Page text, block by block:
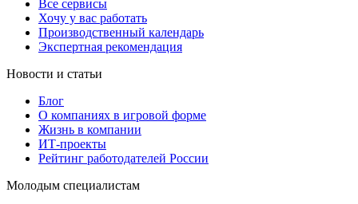
Все сервисы
Хочу у вас работать
Производственный календарь
Экспертная рекомендация
Новости и статьи
Блог
О компаниях в игровой форме
Жизнь в компании
ИТ-проекты
Рейтинг работодателей России
Молодым специалистам